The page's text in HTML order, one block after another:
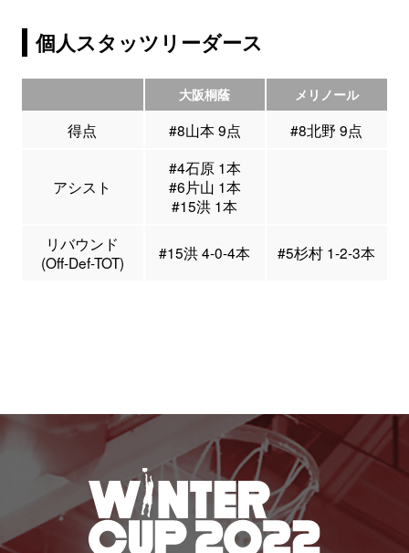
個人スタッツリーダース
大阪桐蔭 メリノール
得点 #8山本 9点 #8北野 9点
アシスト
#4石原 1本
#6片山 1本
#15洪 1本
リバウンド
(Off-Def-TOT)
#15洪 4-0-4本 #5杉村 1-2-3本